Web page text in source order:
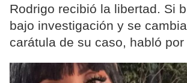
Rodrigo recibió la libertad. Si
bajo investigación y se
carátula de su caso, habló